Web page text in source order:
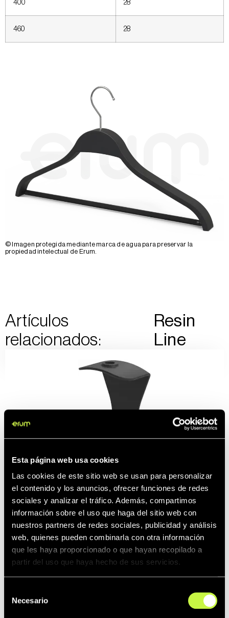
Esta página web usa cookies
Las cookies de este sitio web se usan para personalizar
el contenido y los anuncios, ofrecer funciones de redes
sociales y analizar el tráfico. Además, compartimos
información sobre el uso que haga del sitio web con
nuestros partners de redes sociales, publicidad y análisis
web, quienes pueden combinarla con otra información
que les haya proporcionado o que hayan recopilado a
partir del uso que haya hecho de sus servicios.
Necesario
400 28
460 28
© Imagen protegida mediante marca de agua para preservar la
propiedad intelectual de Erum.
Artículos
relacionados:
Resin
Line